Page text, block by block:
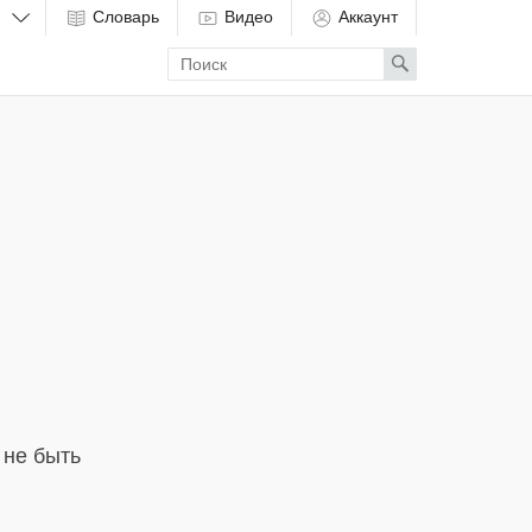
Словарь Видео Аккаунт
Enter
search
term
Search
быть